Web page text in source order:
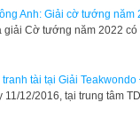
Anh: Giải cờ tướng năm
giải Cờ tướng năm 2022
tài tại Giải
11/12/2016, tại trung tâm